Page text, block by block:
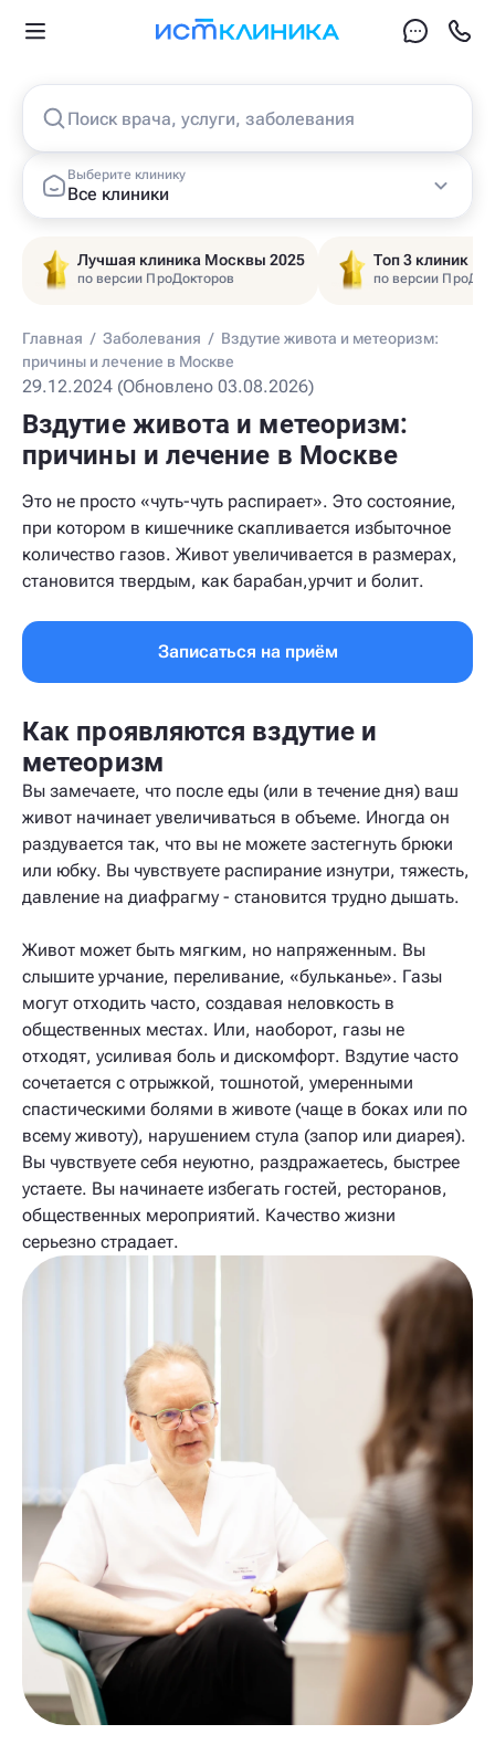
Поиск врача, услуги, заболевания
Выберите клинику
Все клиники
Лучшая клиника Москвы 2025
по версии ПроДокторов
Топ 3 клиник
по версии
Главная / Заболевания / Вздутие живота и метеоризм:
причины и лечение в Москве
29.12.2024 (Обновлено 03.08.2026)
Вздутие живота и метеоризм:
причины и лечение в Москве
Это не просто «чуть-чуть распирает». Это состояние,
при котором в кишечнике скапливается избыточное
количество газов. Живот увеличивается в размерах,
становится твердым, как барабан,урчит и болит.
Записаться на приём
Как проявляются вздутие и
метеоризм
Вы замечаете, что после еды (или в течение дня) ваш
живот начинает увеличиваться в объеме. Иногда он
раздувается так, что вы не можете застегнуть брюки
или юбку. Вы чувствуете распирание изнутри, тяжесть,
давление на диафрагму - становится трудно дышать.
Живот может быть мягким, но напряженным. Вы
слышите урчание, переливание, «бульканье». Газы
могут отходить часто, создавая неловкость в
общественных местах. Или, наоборот, газы не
отходят, усиливая боль и дискомфорт. Вздутие часто
сочетается с отрыжкой, тошнотой, умеренными
спастическими болями в животе (чаще в боках или по
всему животу), нарушением стула (запор или диарея).
Вы чувствуете себя неуютно, раздражаетесь, быстрее
устаете. Вы начинаете избегать гостей, ресторанов,
общественных мероприятий. Качество жизни
серьезно страдает.